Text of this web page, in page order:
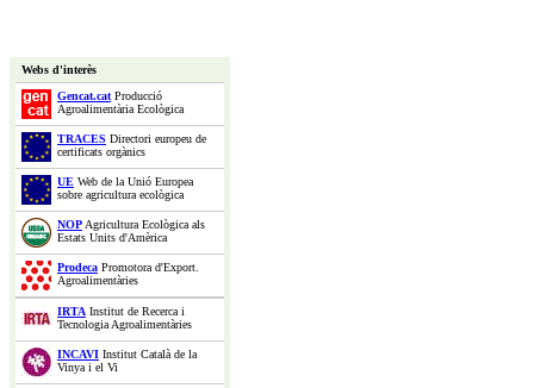
Webs d'interès
Gencat.catProducció
Agroalimentària Ecològica
TRACES Directori europeu de
certificats orgànics
UE Web de la Unió Europea
sobre agricultura ecològica
NOPAgricultura Ecològica als
Estats Units d'Amèrica
Prodeca Promotora d'Export.
Agroalimentàries
IRTA Institut de Recerca i
Tecnologia Agroalimentàries
INCAVI Institut Català de la
Vinya i el Vi